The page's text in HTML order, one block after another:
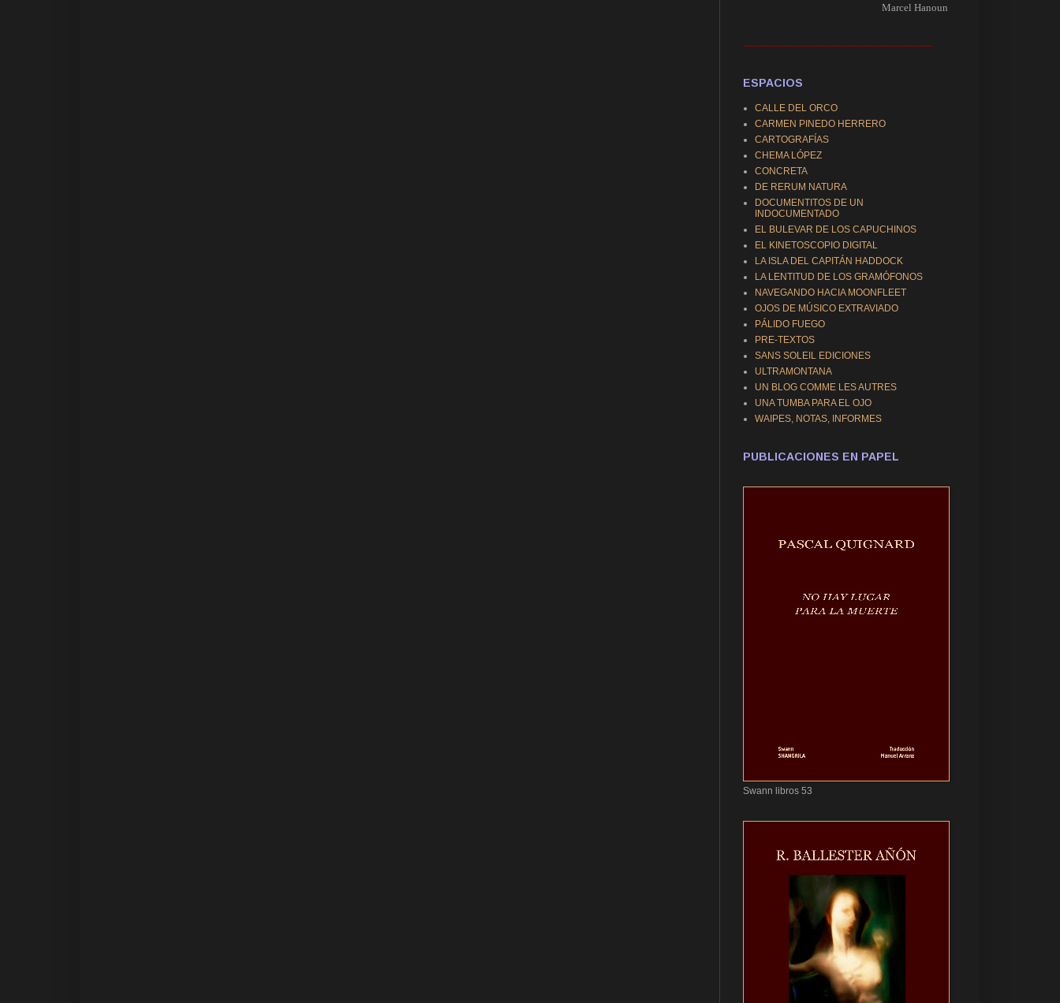
Marcel Hanoun
------------------------------------------------------------
ESPACIOS
CALLE DEL ORCO
CARMEN PINEDO HERRERO
CARTOGRAFÍAS
CHEMA LÓPEZ
CONCRETA
DE RERUM NATURA
DOCUMENTITOS DE UN
INDOCUMENTADO
EL BULEVAR DE LOS CAPUCHINOS
EL KINETOSCOPIO DIGITAL
LA ISLA DEL CAPITÁN HADDOCK
LA LENTITUD DE LOS GRAMÓFONOS
NAVEGANDO HACIA MOONFLEET
OJOS DE MÚSICO EXTRAVIADO
PÁLIDO FUEGO
PRE-TEXTOS
SANS SOLEIL EDICIONES
ULTRAMONTANA
UN BLOG COMME LES AUTRES
UNA TUMBA PARA EL OJO
WAIPES, NOTAS, INFORMES
PUBLICACIONES EN PAPEL
Swann libros 53